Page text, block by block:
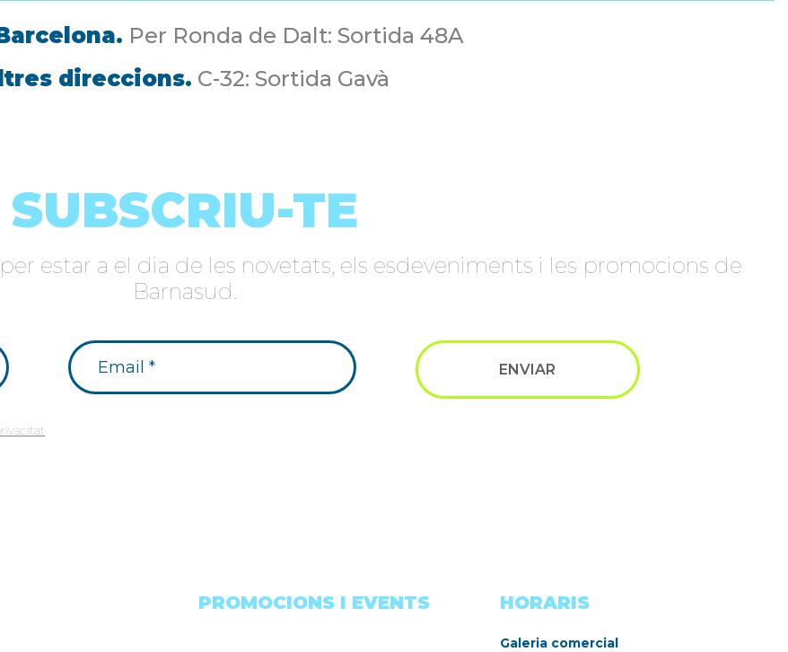
Per Ronda de Dalt: Sortida 48A
direccions. C-32: Sortida Gavà
SUBSCRIU-TE
per estar a el dia de les novetats, els esdeveniments i les promocions de
Barnasud.
PROMOCIONS I EVENTS HORARIS
Galeria comercial